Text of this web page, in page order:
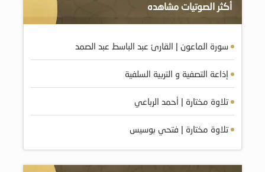
أكثر الصوتيات مشاهده
سورة الماعون | القارئ عبد الباسط عبد الصمد
إذاعة التصفية و التربية السلفية
تلاوة مختارة | أحمد الرباعي
تلاوة مختارة | فتحي بوسيس